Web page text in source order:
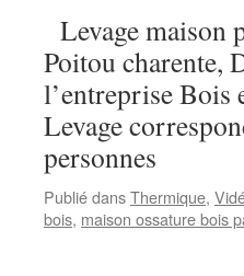
Levage maison
Poitou charente,
l’entreprise Bois
Levage
personnes
Publié dansThermique,
bois, maison ossature bois